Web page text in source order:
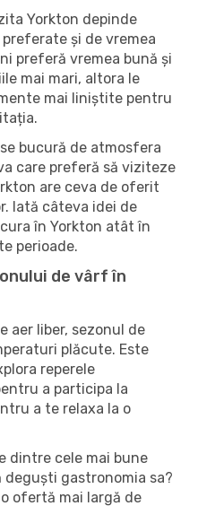
Yorkton depinde
și de vremea
preferă vremea bună și
mai mari, altora le
mai liniștite pentru
bucură de atmosfera
care preferă să viziteze
are ceva de oferit
Iată câteva idei de
în Yorkton atât în
perioade.
de vârf în
aer liber, sezonul de
plăcute. Este
reperele
a participa la
a te relaxa la o
dintre cele mai bune
deguști gastronomia sa?
ofertă mai largă de